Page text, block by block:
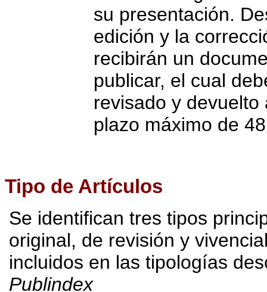
su presentación.
edición y la
recibirán un
publicar, el cual
revisado y
plazo máximo de
Tipo de Artículos
Se identifican tres tipos
original, de revisión y
incluidos en las tipologías
Publindex